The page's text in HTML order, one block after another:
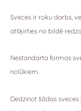
Sveces ir roku darbs,
atšķirties no bildē
Nestandarta formas
nolūkiem.
Dedzinot šādas